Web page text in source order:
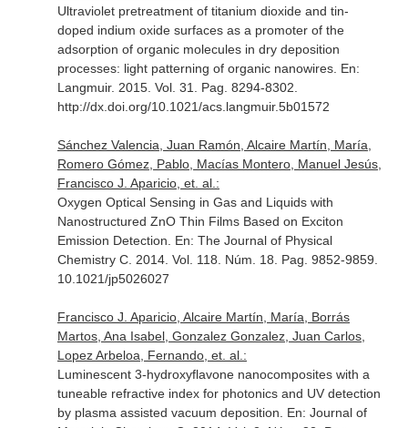
Ultraviolet pretreatment of titanium dioxide and tin-
doped indium oxide surfaces as a promoter of the
adsorption of organic molecules in dry deposition
processes: light patterning of organic nanowires. En:
Langmuir. 2015. Vol. 31. Pag. 8294-8302.
http://dx.doi.org/10.1021/acs.langmuir.5b01572
Sánchez Valencia, Juan Ramón, Alcaire Martín, María,
Romero Gómez, Pablo, Macías Montero, Manuel Jesús,
Francisco J. Aparicio, et. al.:
Oxygen Optical Sensing in Gas and Liquids with
Nanostructured ZnO Thin Films Based on Exciton
Emission Detection. En: The Journal of Physical
Chemistry C. 2014. Vol. 118. Núm. 18. Pag. 9852-9859.
10.1021/jp5026027
Francisco J. Aparicio, Alcaire Martín, María, Borrás
Martos, Ana Isabel, Gonzalez Gonzalez, Juan Carlos,
Lopez Arbeloa, Fernando, et. al.:
Luminescent 3-hydroxyflavone nanocomposites with a
tuneable refractive index for photonics and UV detection
by plasma assisted vacuum deposition. En: Journal of